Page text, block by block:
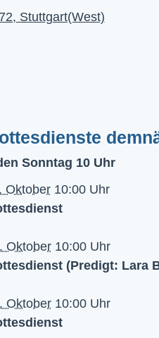
Stuttgart(West)
Sonntag 10 Uhr
Oktober 10:00 Uhr
Oktober 10:00 Uhr
(Predigt: Lara
Oktober 10:00 Uhr